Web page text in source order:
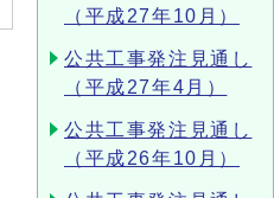
（平成27年10月）
公共工事発注見通し
（平成27年4月）
公共工事発注見通し
（平成26年10月）